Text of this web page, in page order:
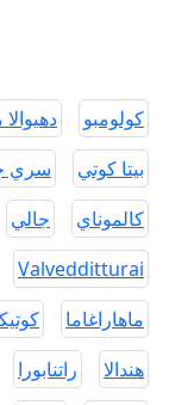
كولومبو
بيتا كوتي
سري
كالموناي
جالي
Valvedditturai
ماهاراغاما
هندالا
راتنابورا